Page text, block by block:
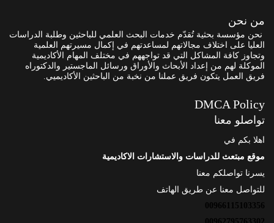
من نحن
نحن مؤسسة بحثية تُقدّم خدمات البحث العلمي للباحثين وطلبة الدراسات
العليا على اختلاف مجالاتهم لمساعدتهم في إكمال مسيرتهم العلمية
وتجاوز كافة المشاكل التي قد تواجههم في مختلف المهام الأكاديمية
الموكلة لهم من إعداد الأبحاث والأوراق ورسائل الماجستير والدكتوراه
فريق العمل يتكون فريق عملنا من نخبة من الباحثين الأكاديميي.
DMCA Policy
تواصلو معنا
اهلا بكم في
موقع مبتعث للدراسات والاستشارات الاكاديمية
يسرنا تواصلكم معنا
للتواصل معنا عن طريق الهاتف
00966115103356